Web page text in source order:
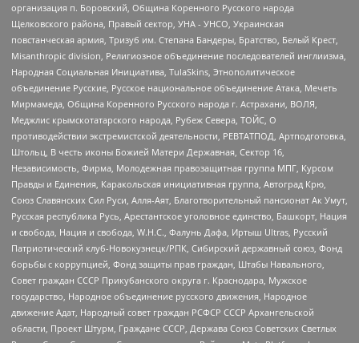
организация п. Боровский, Община Коренного Русского народа
Щелковского района, Правый сектор, УНА - УНСО, Украинская
повстанческая армия, Тризуб им. Степана Бандеры, Братство, Белый Крест,
Misanthropic division, Религиозное объединение последователей инглиизма,
Народная Социальная Инициатива, TulaSkins, Этнополитическое
объединение Русские, Русское национальное объединение Атака, Мечеть
Мирмамеда, Община Коренного Русского народа г. Астрахани, ВОЛЯ,
Меджлис крымскотатарского народа, Рубеж Севера, ТОЙС, О
противодействии экстремистской деятельности, РЕВТАТПОД, Артподготовка,
Штольц, В честь иконы Божией Матери Державная, Сектор 16,
Независимость, Фирма, Молодежная правозащитная группа МПГ, Курсом
Правды и Единения, Каракольская инициативная группа, Автоград Крю,
Союз Славянских Сил Руси, Алля-Аят, Благотворительный пансионат Ак Умут,
Русская республика Русь, Арестантское уголовное единство, Башкорт, Нация
и свобода, Нация и свобода, W.H.С., Фалунь Дафа, Иртыш Ultras, Русский
Патриотический клуб-Новокузнецк/РПК, Сибирский державный союз, Фонд
борьбы с коррупцией, Фонд защиты прав граждан, Штабы Навального,
Совет граждан СССР Прикубанского округа г. Краснодара, Мужское
государство, Народное объединение русского движения, Народное
движение Адат, Народный совет граждан РСФСР СССР Архангельской
области, Проект Штурм, Граждане СССР, Держава Союз Советских Светлых